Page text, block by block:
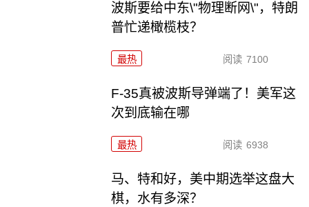
波斯要给中东\"物理断网\"，特朗
普忙递橄榄枝？
最热 阅读 7100
F-35真被波斯导弹端了！美军这
次到底输在哪
最热 阅读 6938
马、特和好，美中期选举这盘大
棋，水有多深？